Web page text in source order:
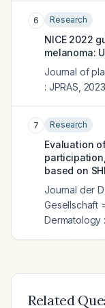
6 Research
NICE 2022
melanoma:
Journal of
: JPRAS 2023
7 Research
Evaluation
based on
Journal der
Gesellschaft
Dermatology
Related